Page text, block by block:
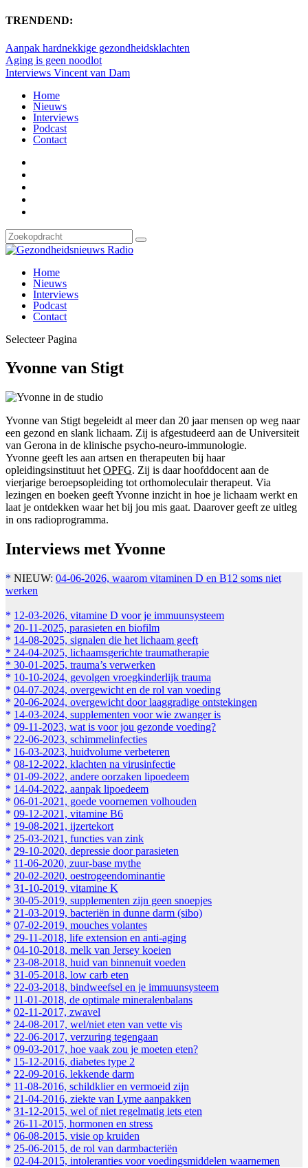
TRENDEND:
Aanpak hardnekkige gezondheidsklachten
Aging is geen noodlot
Interviews Vincent van Dam
Home
Nieuws
Interviews
Podcast
Contact
Home
Nieuws
Interviews
Podcast
Contact
Selecteer Pagina
Yvonne van Stigt
Yvonne van Stigt begeleidt al meer dan 20 jaar mensen op weg naar
een gezond en slank lichaam. Zij is afgestudeerd aan de Universiteit
van Gerona in de klinische psycho-neuro-immunologie.
Yvonne geeft les aan artsen en therapeuten bij haar
opleidingsinstituut het OPFG. Zij is daar hoofddocent aan de
vierjarige beroepsopleiding tot orthomoleculair therapeut. Via
lezingen en boeken geeft Yvonne inzicht in hoe je lichaam werkt en
laat je ontdekken waar het bij jou mis gaat. Daarover geeft ze uitleg
in ons radioprogramma.
Interviews met Yvonne
* NIEUW: 04-06-2026, waarom vitaminen D en B12 soms niet
werken
* 12-03-2026, vitamine D voor je immuunsysteem
* 20-11-2025, parasieten en biofilm
* 14-08-2025, signalen die het lichaam geeft
* 24-04-2025, lichaamsgerichte traumatherapie
* 30-01-2025, trauma’s verwerken
* 10-10-2024, gevolgen vroegkinderlijk trauma
* 04-07-2024, overgewicht en de rol van voeding
* 20-06-2024, overgewicht door laaggradige ontstekingen
* 14-03-2024, supplementen voor wie zwanger is
* 09-11-2023, wat is voor jou gezonde voeding?
* 22-06-2023, schimmelinfecties
* 16-03-2023, huidvolume verbeteren
* 08-12-2022, klachten na virusinfectie
* 01-09-2022, andere oorzaken lipoedeem
* 14-04-2022, aanpak lipoedeem
* 06-01-2021, goede voornemen volhouden
* 09-12-2021, vitamine B6
* 19-08-2021, ijzertekort
* 25-03-2021, functies van zink
* 29-10-2020, depressie door parasieten
* 11-06-2020, zuur-base mythe
* 20-02-2020, oestrogeendominantie
* 31-10-2019, vitamine K
* 30-05-2019, supplementen zijn geen snoepjes
* 21-03-2019, bacteriën in dunne darm (sibo)
* 07-02-2019, mouches volantes
* 29-11-2018, life extension en anti-aging
* 04-10-2018, melk van Jersey koeien
* 23-08-2018, huid van binnenuit voeden
* 31-05-2018, low carb eten
* 22-03-2018, bindweefsel en je immuunsysteem
* 11-01-2018, de optimale mineralenbalans
* 02-11-2017, zwavel
* 24-08-2017, wel/niet eten van vette vis
* 22-06-2017, verzuring tegengaan
* 09-03-2017, hoe vaak zou je moeten eten?
* 15-12-2016, diabetes type 2
* 22-09-2016, lekkende darm
* 11-08-2016, schildklier en vermoeid zijn
* 21-04-2016, ziekte van Lyme aanpakken
* 31-12-2015, wel of niet regelmatig iets eten
* 26-11-2015, hormonen en stress
* 06-08-2015, visie op kruiden
* 25-06-2015, de rol van darmbacteriën
* 02-04-2015, intoleranties voor voedingsmiddelen waarnemen